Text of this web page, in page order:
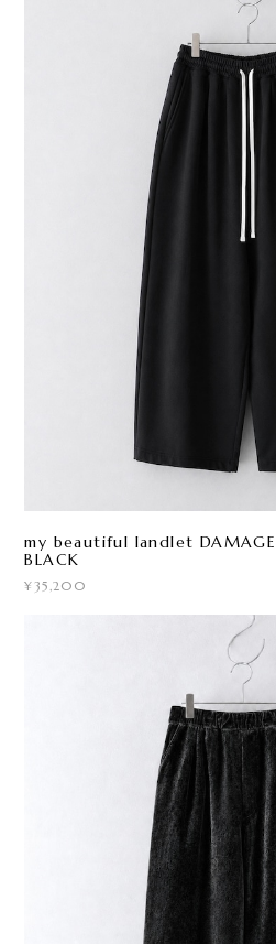
my beautiful landlet DAMAGE
BLACK
¥35,200